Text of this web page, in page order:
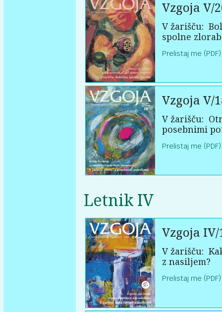
Vzgoja V/
V žarišču:
spolne
Prelistaj me (PDF)
Vzgoja V/
V žarišču:
posebnimi
Prelistaj me (PDF)
Letnik IV
Vzgoja IV/
V žarišču:
z nasiljem?
Prelistaj me (PDF)